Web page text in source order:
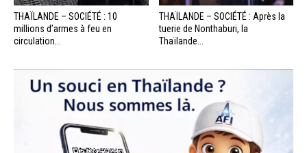
THAÏLANDE – SOCIÉTÉ : 10
millions d’armes à feu en
circulation...
THAÏLANDE – SOCIÉTÉ : Après la
tuerie de Nonthaburi, la
Thaïlande...